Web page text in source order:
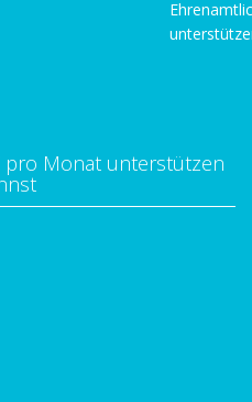
pro Monat unterstützen